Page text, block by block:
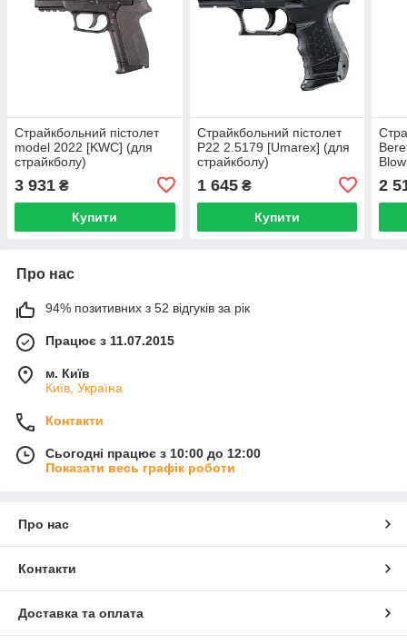
Страйкбольний пістолет
model 2022 [KWC] (для
страйкболу)
3 931 ₴
Купити
Страйкбольний пістолет
P22 2.5179 [Umarex] (для
страйкболу)
1 645₴
Купити
2
Про нас
94% позитивних з 52 відгуків за рік
Працює з 11.07.2015
м. Київ
Київ, Україна
Контакти
Сьогодні працює з 10:00 до 12:00
Показати весь графік роботи
Про нас
Контакти
Доставка та оплата